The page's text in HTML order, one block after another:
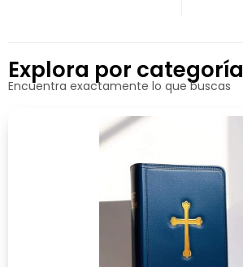
Explora por categoría
Encuentra exactamente lo que buscas